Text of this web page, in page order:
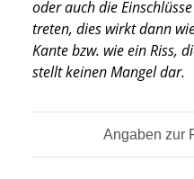
oder auch die
treten, dies wirkt dann
Kantebzw. wie ein Riss,
stellt keinen Mangel dar.
Angaben zur